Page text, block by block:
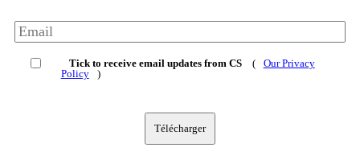
Tick to receive email updates from CS (
Our Privacy
Policy
)
Télécharger